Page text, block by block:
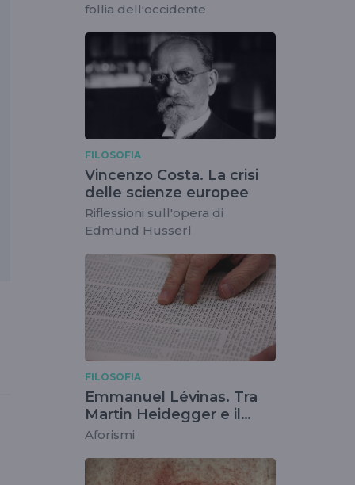
follia dell'occidente
FILOSOFIA
Vincenzo Costa. La crisi
delle scienze europee
Riflessioni sull'opera di
Edmund Husserl
FILOSOFIA
Emmanuel Lévinas. Tra
Martin Heidegger e il
Talmud
Aforismi